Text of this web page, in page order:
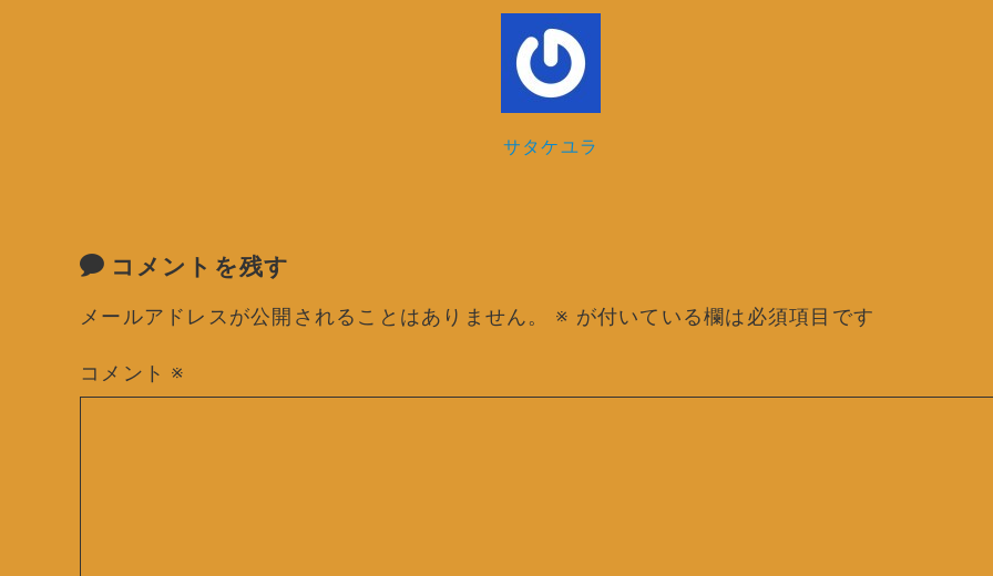
サタケユラ
コメントを残す
メールアドレスが公開されることはありません。 ※ が付いている欄は必須項目です
コメント ※